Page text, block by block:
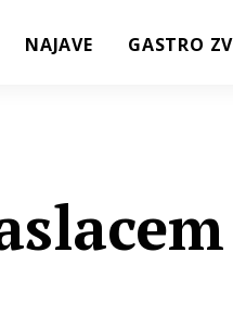
NAJAVE GASTRO